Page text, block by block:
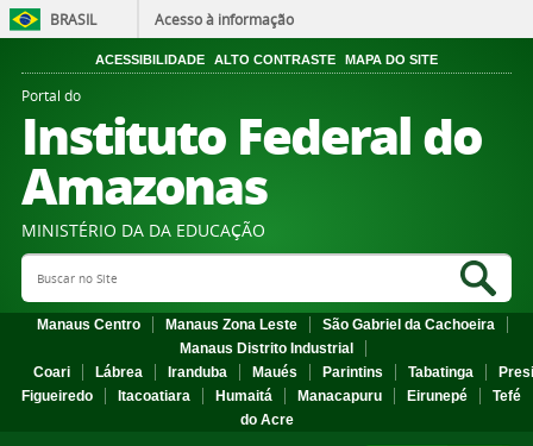
BRASIL Acesso à informação
ACESSIBILIDADE ALTO CONTRASTE MAPA DO SITE
Portal do
Instituto Federal do
Amazonas
MINISTÉRIO DA DA EDUCAÇÃO
Search Site
Manaus Centro Manaus Zona Leste
São Gabriel da Cachoeira
Manaus Distrito Industrial
Coari
Lábrea Iranduba Maués Parintins Tabatinga
Figueiredo
Itacoatiara Humaitá Manacapuru Eirunepé
Tefé
do Acre